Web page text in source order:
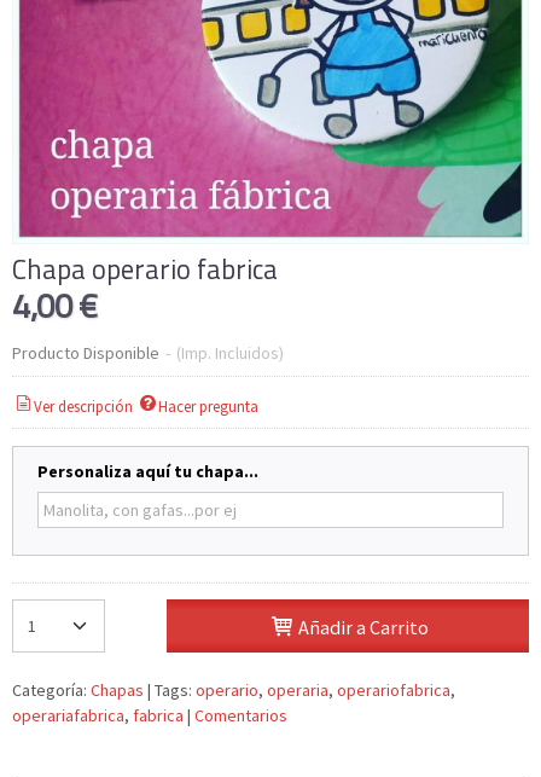
Chapa operario fabrica
4,00 €
Producto Disponible - (Imp. Incluidos)
Ver descripción Hacer pregunta
Personaliza aquí tu chapa...
Añadir a Carrito
Categoría: Chapas | Tags: operario operaria operariofabrica
operariafabrica fabrica | Comentarios